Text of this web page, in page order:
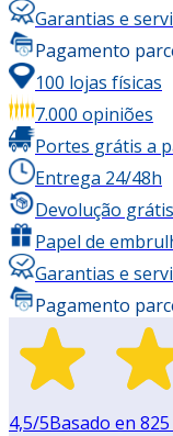
Garantias e
Pagamento
100 lojas físicas
7.000 opiniões
Portes grátis a
Entrega 24/48h
Devolução grátis
Papel de
Garantias e
Pagamento
4,5/5Basado en 825